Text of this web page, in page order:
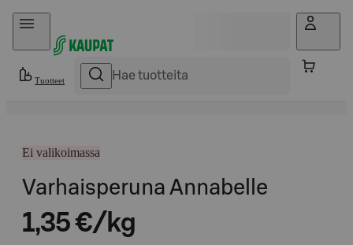
Hyppää sisältöön
Tuotteet
Ei valikoimassa
Varhaisperuna Annabelle
1,35 €/kg